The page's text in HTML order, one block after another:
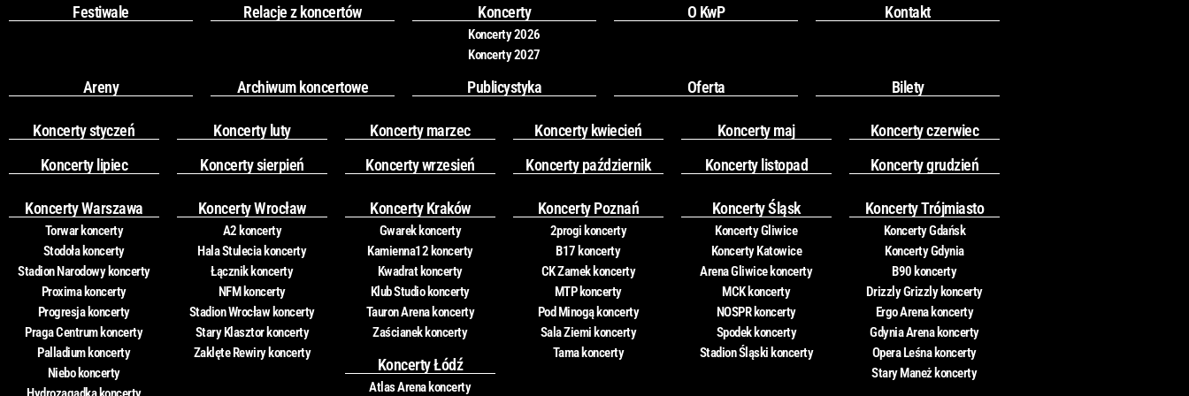
o
k
r
a
m
Festiwale Relacje z koncertów Koncerty
Koncerty 2026
Koncerty 2027
O KwP Kontakt
Areny Archiwum koncertowe Publicystyka Oferta Bilety
Koncerty styczeń Koncerty luty Koncerty marzec Koncerty kwiecień Koncerty maj
Koncerty czerwiec
Koncerty lipiec
Koncerty sierpień Koncerty wrzesień Koncerty październik Koncerty listopad Koncerty grudzień
Koncerty Warszawa
Torwar koncerty
Stodoła koncerty
Stadion Narodowy koncerty
Proxima koncerty
Progresja koncerty
Praga Centrum koncerty
Palladium koncerty
Niebo koncerty
Koncerty Wrocław
A2 koncerty
Hala Stulecia koncerty
Łącznik koncerty
NFM koncerty
Stadion Wrocław koncerty
Stary Klasztor koncerty
Zaklęte Rewiry koncerty
Koncerty Kraków
Gwarek koncerty
Kamienna12 koncerty
Kwadrat koncerty
Klub Studio koncerty
Tauron Arena koncerty
Zaścianek koncerty
Koncerty Łódź
Atlas Arena koncerty
Koncerty Poznań
2progi koncerty
B17 koncerty
CK Zamek koncerty
MTP koncerty
Pod Minogą koncerty
Sala Ziemi koncerty
Tama koncerty
Koncerty Śląsk
Koncerty Gliwice
Koncerty Katowice
Arena Gliwice koncerty
MCK koncerty
NOSPR koncerty
Spodek koncerty
Stadion Śląski koncerty
Koncerty Trójmiasto
Koncerty Gdańsk
Koncerty Gdynia
B90 koncerty
Drizzly Grizzly koncerty
Ergo Arena koncerty
Gdynia Arena koncerty
Opera Leśna koncerty
Stary Maneż koncerty